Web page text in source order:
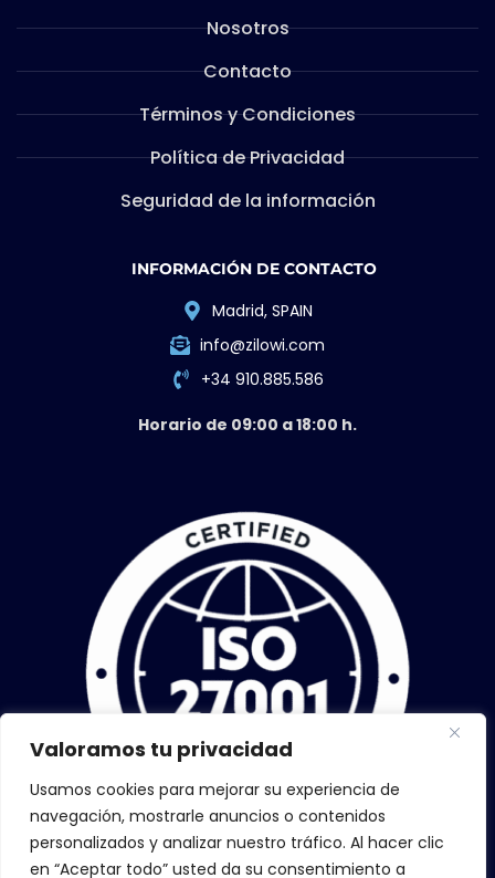
Valoramos tu privacidad
Usamos cookies para mejorar su experiencia de
navegación, mostrarle anuncios o contenidos
personalizados y analizar nuestro tráfico. Al hacer clic
en “Aceptar todo” usted da su consentimiento a
Nosotros
Contacto
Términos y Condiciones
Política de Privacidad
Seguridad de la información
INFORMACIÓN DE CONTACTO
Madrid, SPAIN
info@zilowi.com
+34 910.885.586
Horario de 09:00 a 18:00 h.